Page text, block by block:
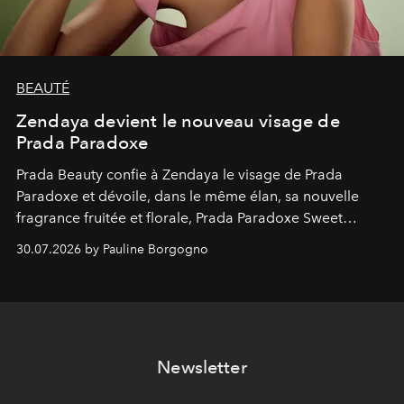
BEAUTÉ
Zendaya devient le nouveau visage de
Prada Paradoxe
Prada Beauty confie à Zendaya le visage de Prada
Paradoxe et dévoile, dans le même élan, sa nouvelle
fragrance fruitée et florale, Prada Paradoxe Sweet
Chemistry Eau de Parfum.
30.07.2026 by Pauline Borgogno
Newsletter